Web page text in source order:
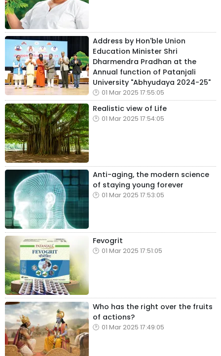
Address by Hon'ble Union
Education Minister Shri
Dharmendra Pradhan at the
Annual function of Patanjali
University "Abhyudaya 2024-25"
01 Mar 2025 17:55:05
Realistic view of Life
01 Mar 2025 17:54:05
Anti-aging, the modern science
of staying young forever
01 Mar 2025 17:53:05
Fevogrit
01 Mar 2025 17:51:05
Who has the right over the fruits
of actions?
01 Mar 2025 17:49:05